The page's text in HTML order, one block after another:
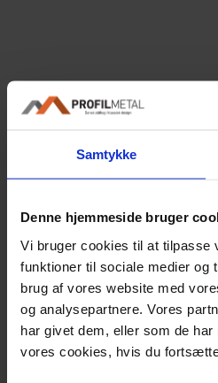
Samtykke
Denne hjemmeside bruger
Vi bruger cookies til at tilpasse
funktioner til sociale medier og
brug af vores website med
og analysepartnere. Vores
har givet dem, eller som de
vores cookies, hvis du
Tag
Tagbeklædning
Tagstensplade